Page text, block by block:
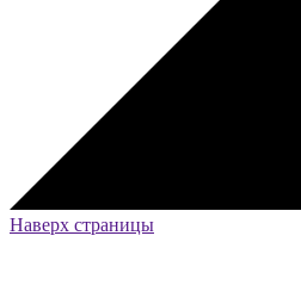
Наверх страницы